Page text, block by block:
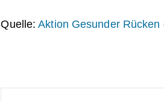
Quelle:Aktion Gesunder Rücken